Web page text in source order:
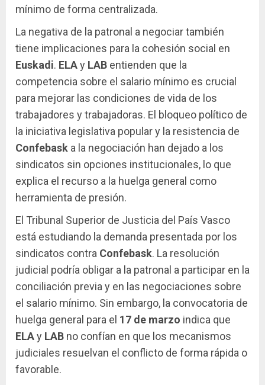
mínimo de forma centralizada.
La negativa de la patronal a negociar también
tiene implicaciones para la cohesión social en
Euskadi. ELAy LAB entienden que la
competencia sobre el salario mínimo es crucial
para mejorar las condiciones de vida de los
trabajadores y trabajadoras. El bloqueo político de
la iniciativa legislativa popular y la resistencia de
Confebask a la negociación han dejado a los
sindicatos sin opciones institucionales, lo que
explica el recurso a la huelga general como
herramienta de presión.
El Tribunal Superior de Justicia del País Vasco
está estudiando la demanda presentada por los
sindicatos contra Confebask. La resolución
judicial podría obligar a la patronal a participar en la
conciliación previa y en las negociaciones sobre
el salario mínimo. Sin embargo, la convocatoria de
huelga general para el 17 de marzo indica que
ELAy LAB no confían en que los mecanismos
judiciales resuelvan el conflicto de forma rápida o
favorable.